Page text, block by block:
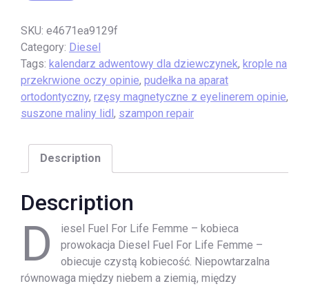
SKU: e4671ea9129f
Category: Diesel
Tags: kalendarz adwentowy dla dziewczynek, krople na
przekrwione oczy opinie, pudełka na aparat
ortodontyczny, rzęsy magnetyczne z eyelinerem opinie,
suszone maliny lidl , szampon repair
Description
Description
D
iesel Fuel For Life Femme – kobieca
prowokacja Diesel Fuel For Life Femme –
obiecuje czystą kobiecość. Niepowtarzalna
równowaga między niebem a ziemią, między